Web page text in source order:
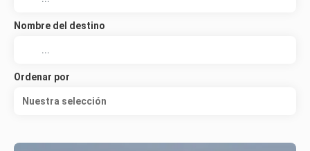
Nombre del destino
Ordenar por
Nuestra selección